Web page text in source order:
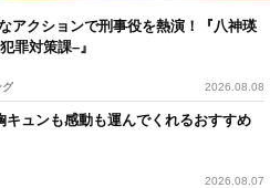
アクションで刑事役を熱演！『八神瑛
罪対策課–』
グ 2026.08.08
ュンも感動も運んでくれるおすすめ
2026.08.07